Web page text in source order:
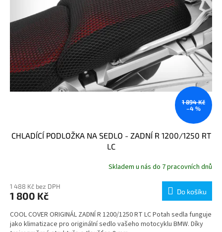
1 894 Kč
–4 %
CHLADÍCÍ PODLOŽKA NA SEDLO - ZADNÍ R 1200/1250 RT
LC
Skladem u nás do 7 pracovních dnů
1 488 Kč bez DPH
1 800 Kč Do košíku
COOL COVER ORIGINÁL ZADNÍ R 1200/1250 RT LC Potah sedla funguje
jako klimatizace pro originální sedlo vašeho motocyklu BMW. Díky